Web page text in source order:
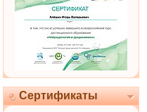
Сертификаты